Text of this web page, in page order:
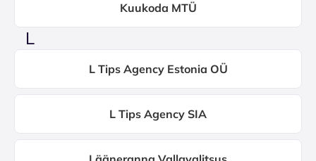
Kuukoda MTÜ
L
L Tips Agency Estonia OÜ
L Tips Agency SIA